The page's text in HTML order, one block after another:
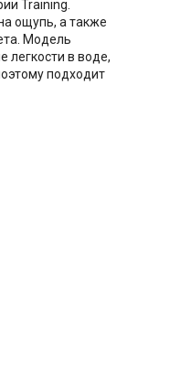
Training.
ощупь, а также
Модель
легкости в воде,
подходит